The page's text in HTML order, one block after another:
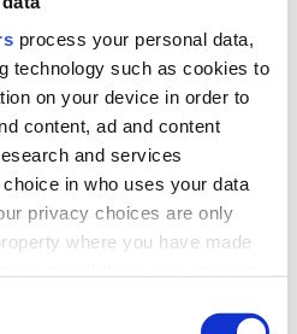
process your personal data,
technology such as cookies to
on your device in order to
content, ad and content
and services
in who uses your data
privacy choices are only
where you have made
Overzicht
de klanttevredenheid terwijl